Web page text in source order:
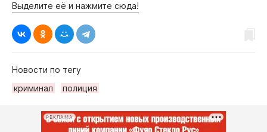
Выделите её и нажмите сюда!
Новости по тегу
криминал
полиция
РЕКЛАМА